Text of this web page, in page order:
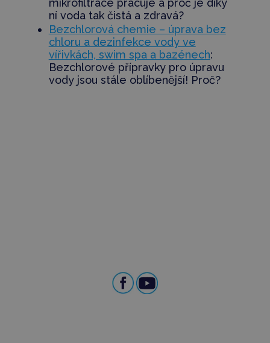
mikrofiltrace pracuje a proč je díky
ní voda tak čistá a zdravá?
Bezchlorová chemie – úprava bez
chloru a dezinfekce vody ve
vířivkách, swim spa a bazénech:
Bezchlorové přípravky pro úpravu
vody jsou stále oblíbenější! Proč?